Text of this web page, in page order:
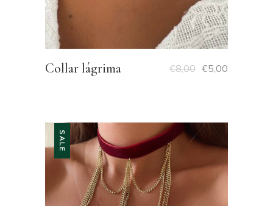
Collar lágrima €8,00 €5,00
SALE